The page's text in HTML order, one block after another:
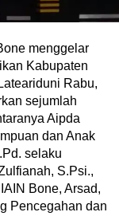
menggelar
Kabupaten
Rabu,
sejumlah
Aipda
dan Anak
selaku
S.Psi.,
Bone, Arsad,
Pencegahan dan